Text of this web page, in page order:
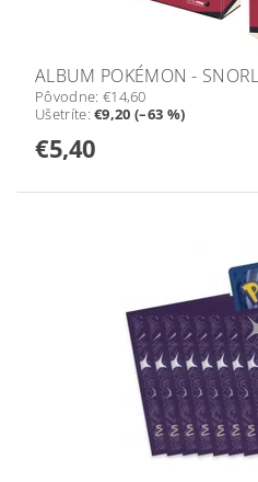
ALBUM POKÉMON -
Pôvodne: €14,60
Ušetríte:€9,20 (–63 %)
€5,40